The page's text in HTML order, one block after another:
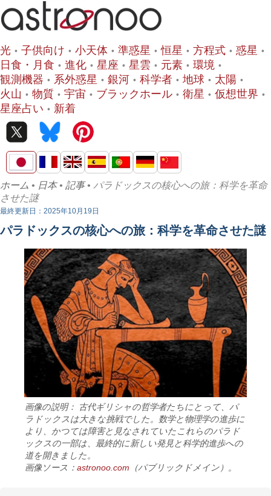
光 子供向け 小天体 準惑星 恒星 方程式
惑星
日食・月食
進化 星座 星雲 元素
環境
観測機器
系外惑星 銀河 科学者 地球
太陽
火山
物質 宇宙 ブラックホール 衛星
仮想世界
星座占い
新着
ホーム • 日本• 記事• パラドックスの核心への旅：科学を革命
させた謎
最終更新日：2025年10月19日
パラドックスの核心への旅：科学を革命させた謎
画像の説明： 古代ギリシャの哲学者たちにとって、パ
ラドックスは大きな挑戦でした。数学と物理学の進歩に
より、かつては障害と見なされていたこれらのパラド
ックスの一部は、最終的に新しい発見と科学的進歩への
道を開きました。
画像ソース：astronoo.com （パブリックドメイン）。